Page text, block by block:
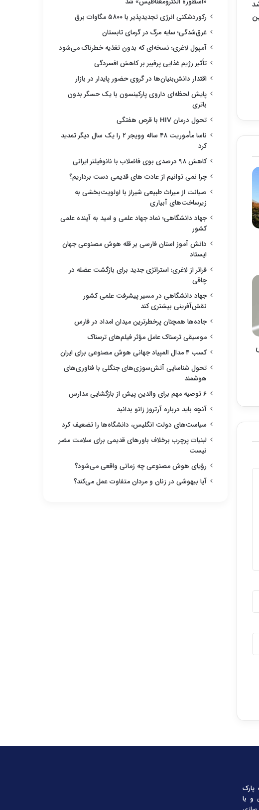
رکوردشکنی انرژی تجدیدپذیر با ۵۸۰۰ مگاوات برق
غرق‌شدگی؛ سایه مرگ در گرمای تابستان
آمپول لاغری؛ نسخه‌ای که بدون تغذیه خطرناک می‌شود
تأثیر رژیم غذایی پرفیبر بر کاهش افسردگی
اقتدار دانش‌بنیان‌ها در گروی حضور پایدار در بازار
پایش لحظه‌ای داروی پارکینسون با یک حسگر بدون
باتری
تحول درمان HIV با قرص هفتگی
ناسا مأموریت ۴۸ ساله وویجر ۲ را یک سال دیگر تمدید
کرد
کاهش ۹۸ درصدی بوی فاضلاب با نانوفیلتر ایرانی
چرا نمی توانیم از عادت های قدیمی دست برداریم؟
صیانت از میراث طبیعی شیراز با اولویت‌بخشی به
زیرساخت‌های آبیاری
جهاد دانشگاهی؛ نماد جهاد علمی و امید به آینده علمی
کشور
دانش آموز استان فارسی بر قله هوش مصنوعی جهان
ایستاد
فراتر از لاغری؛ استراتژی جدید برای بازگشت عضله در
چاقی
جهاد دانشگاهی در مسیر پیشرفت علمی کشور
نقش‌آفرینی بیشتری کند
جاده‌ها همچنان پرخطرترین میدان امداد در فارس
موسیقی ترسناک عامل مؤثر فیلم‌های ترسناک
کسب ۴ مدال المپیاد جهانی هوش مصنوعی برای ایران
تحول شناسایی آتش‌سوزی‌های جنگلی با فناوری‌های
هوشمند
۶ توصیه مهم برای والدین پیش از بازگشایی مدارس
آنچه باید درباره آرتروز زانو بدانید
سیاست‌های دولت انگلیس، دانشگاه‌ها را تضعیف کرد
لبنیات پرچرب برخلاف باورهای قدیمی برای سلامت مضر
نیست
رؤیای هوش مصنوعی چه زمانی واقعی می‌شود؟
آیا بیهوشی در زنان و مردان متفاوت عمل می‌کند؟
پارک
و با